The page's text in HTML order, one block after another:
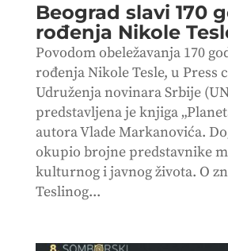
Beograd slavi 170
rođenja Nikole
Povodom obeležavanja 170
rođenja Nikole Tesle, u Press
Udruženja novinara Srbije
predstavljena je knjiga
autora Vlade Markanovića.
okupio brojne predstavnike
kulturnog i javnog života. O
Teslinog...